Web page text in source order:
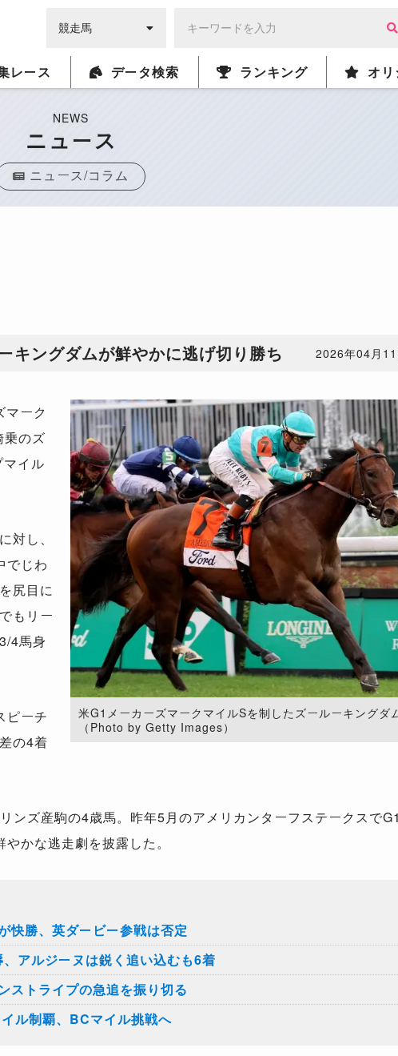
レース データ検索 ランキング オ
NEWS
ニュース
ニュース/コラム
キングダムが鮮やかに逃げ切り勝ち 2026年04月
米G1メーカーズマークマイルSを制したズールーキングダム
（Photo by Getty Images）
ーク
乗のズ
イル
対し、
でじわ
尻目に
もリー
4馬身
ピーチ
の4着
ズ産駒の4歳馬。昨年5月のアメリカンターフステークスで
かな逃走劇を披露した。
快勝、英ダービー参戦は否定
アルジーヌは鋭く追い込むも6着
ストライプの急追を振り切る
ル制覇、BCマイル挑戦へ